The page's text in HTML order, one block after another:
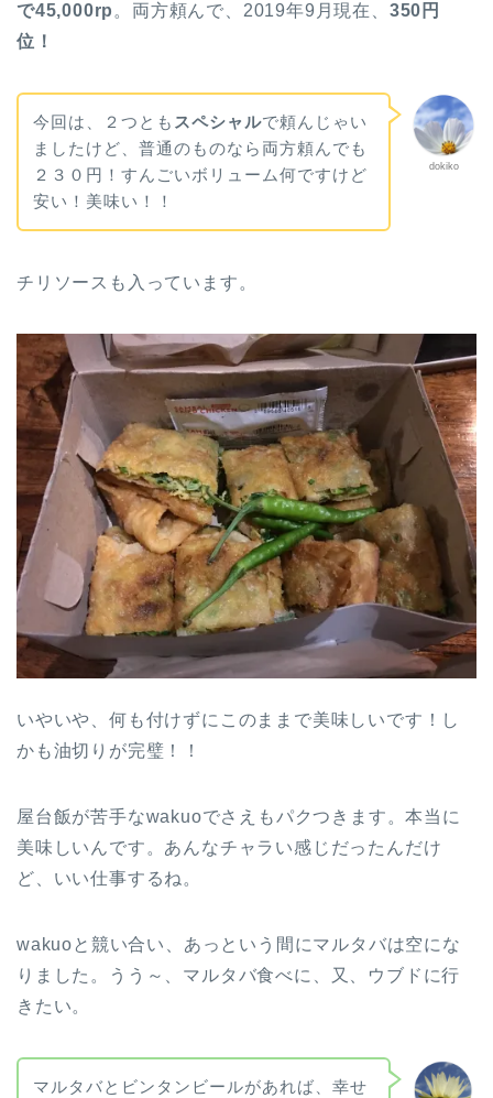
で45,000rp 。両方頼んで、2019年9月現在、 350円
位！
dokiko
今回は、２つとも スペシャルで頼んじゃい
ましたけど、普通のものなら両方頼んでも
２３０円！すんごいボリューム何ですけど
安い！美味い！！
チリソースも入っています。
いやいや、何も付けずにこのままで美味しいです！し
かも油切りが完璧！！
屋台飯が苦手なwakuoでさえもパクつきます。本当に
美味しいんです。あんなチャラい感じだったんだけ
ど、いい仕事するね。
wakuoと競い合い、あっという間にマルタバは空にな
りました。うう～、マルタバ食べに、又、ウブドに行
きたい。
マルタバとビンタンビールがあれば、幸せ